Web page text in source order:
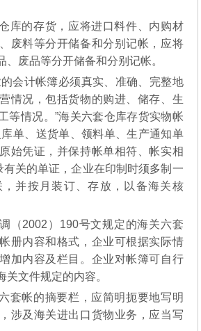
库的存货，应将进口料件、内购材
废料等分开储备和分别记帐，应将
、废品等分开储备和分别记帐。
的会计帐簿必须真实、准确、完整地
情况，包括货物的购进、储存、生
等情况。”海关六套仓库存货实物帐
单、送货单、领料单、生产通知单
始凭证，并保持帐单相符、帐实相
有关的单证，企业在印制时须多制一
并按月装订、存放，以备海关核
（2002）190号文规定的海关六套
册内容和格式，企业可根据实际情
加内容及栏目。企业对帐簿可自行
关文件规定的内容。
套帐的摘要栏，应简明扼要地写明
涉及海关进出口货物业务，应当写